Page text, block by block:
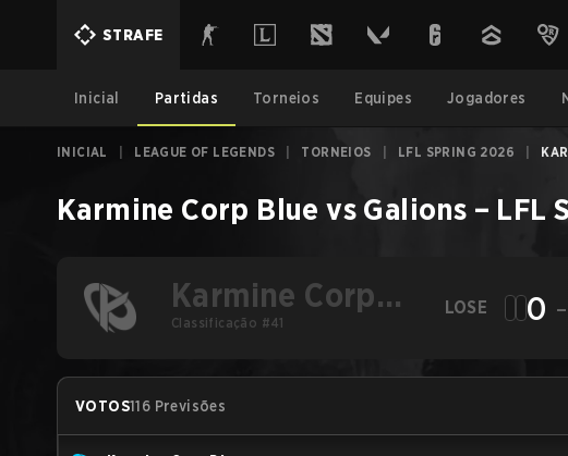
STRAFE
Inicial Partidas Torneios Equipes Jogadores
INICIAL LEAGUE OF LEGENDS TORNEIOS LFL SPRING 2026
Karmine Corp Blue vs Galions – LFL
Karmine Corp
Blue
Classificação #41
LOSE 0 -
VOTOS116 Previsões